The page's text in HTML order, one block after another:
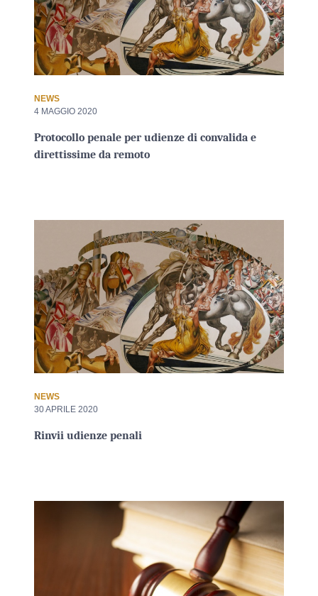
NEWS
4 MAGGIO 2020
Protocollo penale per udienze di convalida e
direttissime da remoto
NEWS
30 APRILE 2020
Rinvii udienze penali